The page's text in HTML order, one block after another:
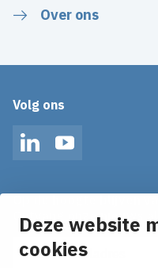
Deze website
cookies
Over ons
Volg ons
LinkedInYouTube
Ontvang onze nieuws
E-mailadres